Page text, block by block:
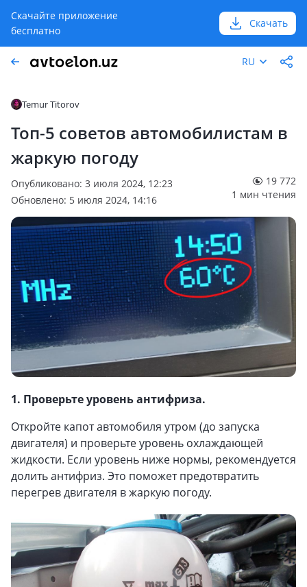
Скачайте приложение
бесплатно
Скачать
RU
Temur Titorov
Топ-5 советов автомобилистам в
жаркую погоду
Опубликовано: 3 июля 2024, 12:23
Обновлено: 5 июля 2024, 14:16
19 772
1 мин чтения
1. Проверьте уровень антифриза.
Откройте капот автомобиля утром (до запуска
двигателя) и проверьте уровень охлаждающей
жидкости. Если уровень ниже нормы, рекомендуется
долить антифриз. Это поможет предотвратить
перегрев двигателя в жаркую погоду.